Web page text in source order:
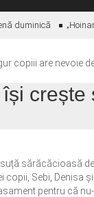
duminică „Hoinari
copiii are nevoie
crește
sărăcăcioasă
copii, Sebi, Denisa
pentru că